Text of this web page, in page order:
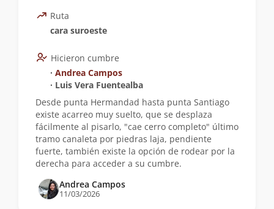
Ruta
cara suroeste
Hicieron cumbre
∙ Andrea Campos
∙ Luis Vera Fuentealba
Desde punta Hermandad hasta punta Santiago
existe acarreo muy suelto, que se desplaza
fácilmente al pisarlo, "cae cerro completo" último
tramo canaleta por piedras laja, pendiente
fuerte, también existe la opción de rodear por la
derecha para acceder a su cumbre.
Andrea Campos
11/03/2026